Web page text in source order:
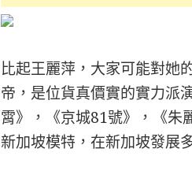
比起王麗萍，大家可能對她
帝，是位貨真價實的實力派
霄》，《京城81號》，《朱
新加坡模特，在新加坡發展